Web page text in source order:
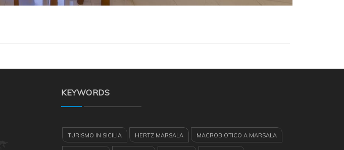
KEYWORDS
TURISMO IN SICILIA HERTZ MARSALA MACROBIOTICO A MARSALA